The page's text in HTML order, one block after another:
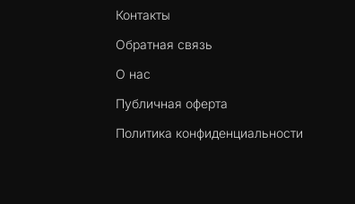
Контакты
Обратная связь
О нас
Публичная оферта
Политика конфиденциальности